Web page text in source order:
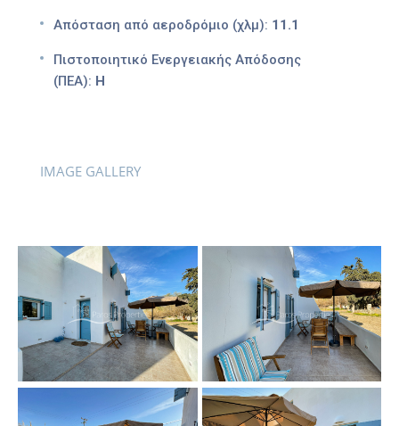
Απόσταση από αεροδρόμιο (χλμ): 11.1
Πιστοποιητικό Ενεργειακής Απόδοσης
(ΠΕΑ): Η
IMAGE GALLERY